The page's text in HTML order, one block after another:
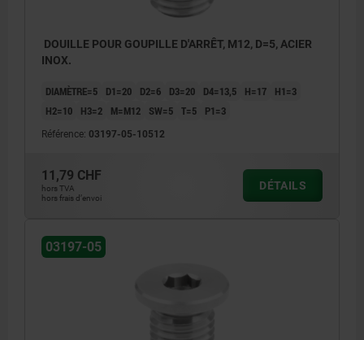
DOUILLE POUR GOUPILLE D'ARRÊT, M12, D=5, ACIER
INOX.
DIAMÈTRE=5 D1=20 D2=6 D3=20 D4=13,5 H=17
H1=3
H2=10
H3=2 M=M12 SW=5 T=5 P1=3
Référence: 03197-05-10512
11,79 CHF
hors TVA
hors frais d’envoi
DÉTAILS
03197-05